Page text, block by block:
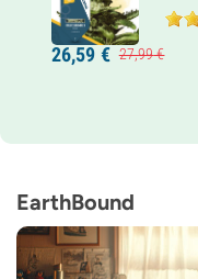
Pais
OG Kush x
9-10 semanas
CBD
0-1%
Tipo de
26,59 € 27,99€
EarthBound